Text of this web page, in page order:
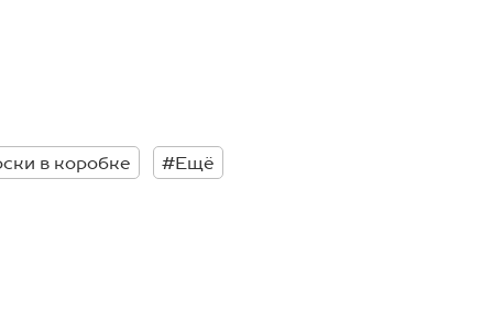
в коробке #Ещё